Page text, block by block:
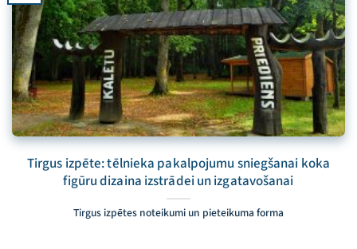
Tirgus izpēte: tēlnieka pakalpojumu sniegšanai koka
figūru dizaina izstrādei un izgatavošanai
Tirgus izpētes noteikumi un pieteikuma forma